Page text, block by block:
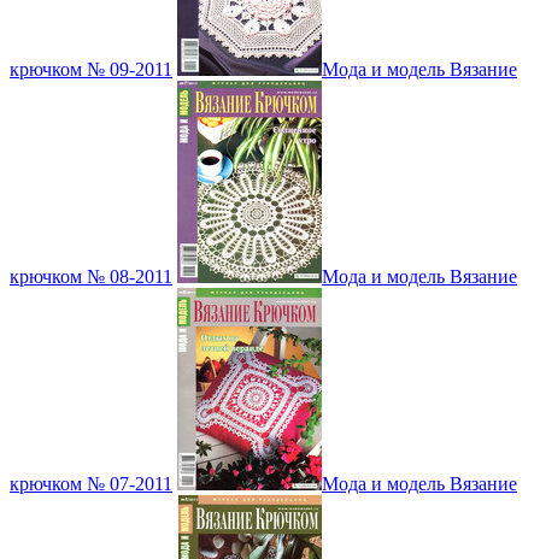
крючком № 09-2011 Мода и модель Вязание
крючком № 08-2011 Мода и модель Вязание
крючком № 07-2011 Мода и модель Вязание